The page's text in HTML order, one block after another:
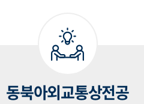
동북아외교통상전공